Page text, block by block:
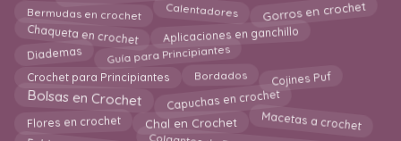
Bermudas en crochet Calentadores Gorros en crochet
Chaqueta en crochet Aplicaciones en ganchillo
Diademas Guía para Principiantes
Crochet para Principiantes Bordados Cojines Puf
Bolsas en Crochet Capuchas en crochet
Flores en crochet Chal en Crochet Macetas a crochet